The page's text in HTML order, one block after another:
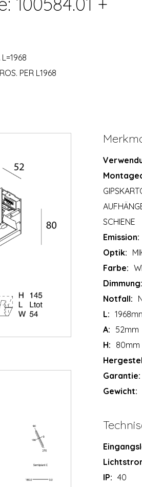
PER L1968
SCHIENE
Emission:
Optik:
Farbe:
Dimmung:
Notfall:
L:
A: 52mm
H: 80mm
Garantie:
Gewicht:
IP: 40